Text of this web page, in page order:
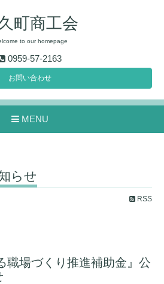
町商工会
to our homepage
0959-57-2163
お問い合わせ
MENU
らせ
RSS
職場づくり推進補助金』公